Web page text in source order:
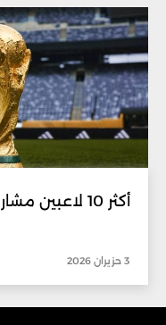
أكثر 10 لاعبين مشاركةً في تاريخ المونديال
3 حزيران 2026